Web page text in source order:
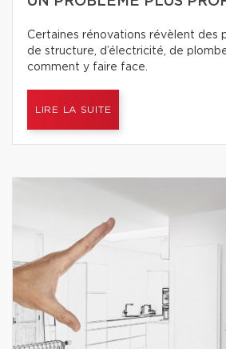
Certaines rénovations révèlent des
de structure, d’électricité, de
comment y faire face.
LIRE LA SUITE